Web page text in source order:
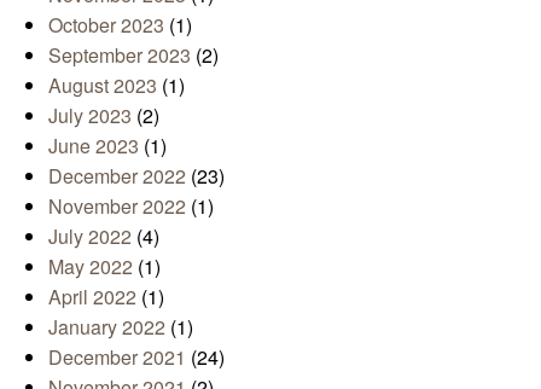
October 2023 (1)
September 2023 (2)
August 2023 (1)
July 2023 (2)
June 2023 (1)
December 2022 (23)
November 2022 (1)
July 2022 (4)
May 2022 (1)
April 2022 (1)
January 2022 (1)
December 2021 (24)